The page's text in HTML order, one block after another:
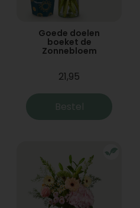
Goede doelen
boeket de
Zonnebloem
21,95
Bestel